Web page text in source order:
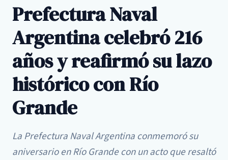
Prefectura Naval
Argentina celebró 216
años y reafirmó su lazo
histórico con Río
Grande
La Prefectura Naval Argentina conmemoró su
aniversario en Río Grande con un acto que resaltó